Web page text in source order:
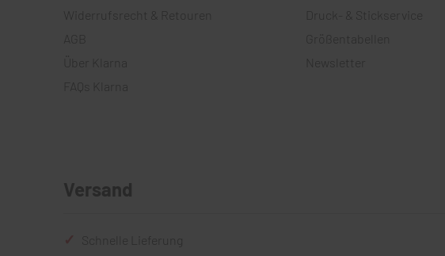
Widerrufsrecht & Retouren
AGB
FAQs Klarna
Druck- & Stickservice
Größentabellen
Newsletter
Versand
Schnelle Lieferung